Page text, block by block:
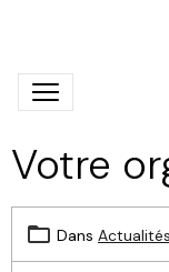
Votre
Dans Actualités